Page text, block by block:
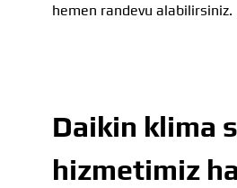
hemen randevu alabilirsiniz.
Daikin klima
hizmetimiz